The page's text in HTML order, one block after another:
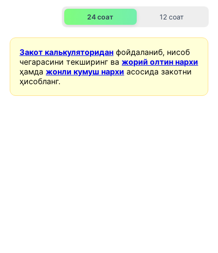
24 соат 12 соат
Закот калькуляторидан фойдаланиб, нисоб
чегарасини текширинг важорий олтин нархи
ҳамдажонли кумуш нархи асосида закотни
ҳисобланг.